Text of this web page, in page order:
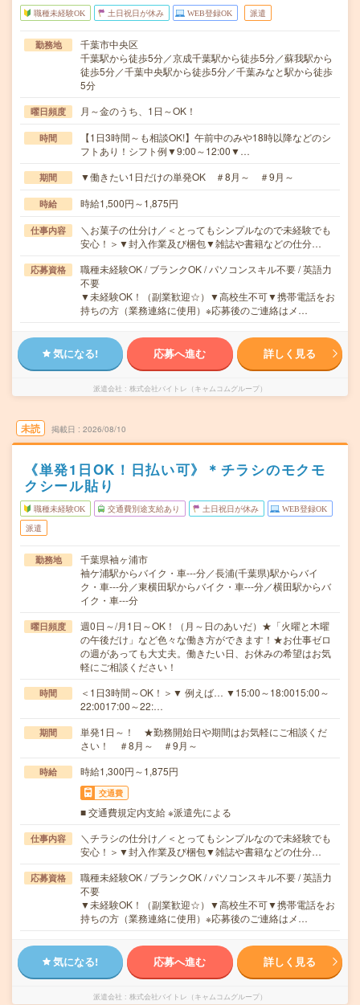
職種未経験OK 土日祝日が休み WEB登録OK 派遣
勤務地
千葉市中央区
千葉駅から徒歩5分／京成千葉駅から徒歩5分／蘇我駅から
徒歩5分／千葉中央駅から徒歩5分／千葉みなと駅から徒歩
5分
曜日頻度 月～金のうち、1日～OK！
時間
【1日3時間～も相談OK!】午前中のみや18時以降などのシ
フトあり！シフト例▼9:00～12:00▼…
期間 ▼働きたい1日だけの単発OK ＃8月～ ＃9月～
時給 時給1,500円～1,875円
仕事内容
＼お菓子の仕分け／＜とってもシンプルなので未経験でも
安心！＞▼封入作業及び梱包▼雑誌や書籍などの仕分…
応募資格
職種未経験OK / ブランクOK / パソコンスキル不要 / 英語力
不要
▼未経験OK！（副業歓迎☆）▼高校生不可▼携帯電話をお
持ちの方（業務連絡に使用）※応募後のご連絡はメ…
気になる! 応募へ進む 詳しく見る
派遣会社 株式会社バイトレ（キャムコムグループ）
未読 掲載日 2026/08/10
《単発1日OK！日払い可》＊チラシのモクモ
クシール貼り
職種未経験OK 交通費別途支給あり 土日祝日が休み WEB登録OK
派遣
勤務地
千葉県袖ヶ浦市
袖ケ浦駅からバイク・車---分／長浦(千葉県)駅からバイ
ク・車---分／東横田駅からバイク・車---分／横田駅からバ
イク・車---分
曜日頻度
週0日～/月1日～OK！（月～日のあいだ）★「火曜と木曜
の午後だけ」など色々な働き方ができます！★お仕事ゼロ
の週があっても大丈夫。働きたい日、お休みの希望はお気
軽にご相談ください！
時間
＜1日3時間～OK！＞▼ 例えば… ▼15:00～18:0015:00～
22:0017:00～22:…
期間
単発1日～！ ★勤務開始日や期間はお気軽にご相談くだ
さい！ ＃8月～ ＃9月～
時給 時給1,300円～1,875円
交通費
■ 交通費規定内支給 ※派遣先による
仕事内容
＼チラシの仕分け／＜とってもシンプルなので未経験でも
安心！＞▼封入作業及び梱包▼雑誌や書籍などの仕分…
応募資格
職種未経験OK / ブランクOK / パソコンスキル不要 / 英語力
不要
▼未経験OK！（副業歓迎☆）▼高校生不可▼携帯電話をお
持ちの方（業務連絡に使用）※応募後のご連絡はメ…
気になる! 応募へ進む 詳しく見る
派遣会社 株式会社バイトレ（キャムコムグループ）